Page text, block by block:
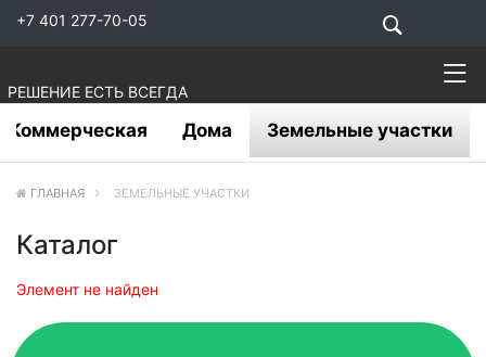
+7 401 277-70-05
РЕШЕНИЕ ЕСТЬ ВСЕГДА
Коммерческая Дома Земельные участки
ГЛАВНАЯ ЗЕМЕЛЬНЫЕ УЧАСТКИ
Каталог
Элемент не найден